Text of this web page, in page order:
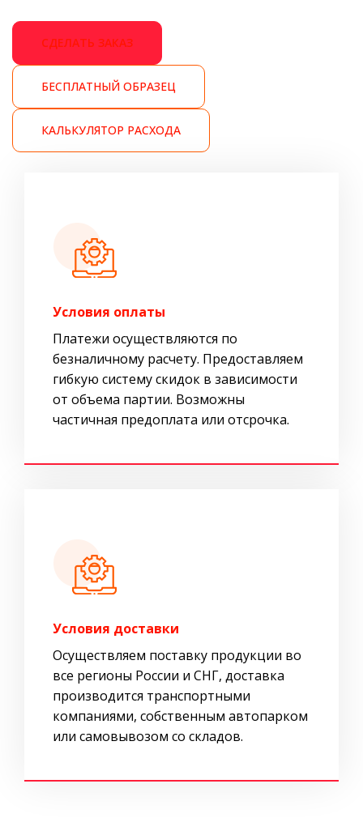
СДЕЛАТЬ ЗАКАЗ
БЕСПЛАТНЫЙ ОБРАЗЕЦ
КАЛЬКУЛЯТОР РАСХОДА
Условия оплаты
Платежи осуществляются по
безналичному расчету. Предоставляем
гибкую систему скидок в зависимости
от объема партии. Возможны
частичная предоплата или отсрочка.
Условия доставки
Осуществляем поставку продукции во
все регионы России и СНГ, доставка
производится транспортными
компаниями, собственным автопарком
или самовывозом со складов.